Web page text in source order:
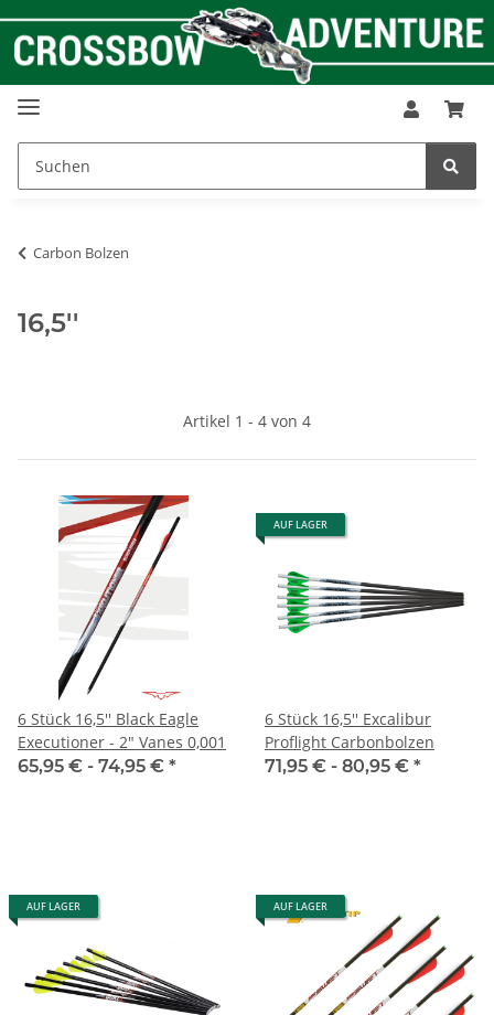
Carbon Bolzen
16,5''
Artikel 1 - 4 von 4
6 Stück 16,5'' Black Eagle
Executioner - 2" Vanes 0,001
65,95 € - 74,95 € *
AUF LAGER
6 Stück 16,5'' Excalibur
Proflight Carbonbolzen
71,95 € - 80,95 € *
AUF LAGER AUF LAGER